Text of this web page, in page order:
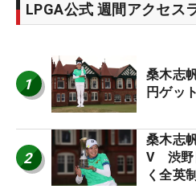
LPGA公式 週間アクセス
1
桑木志
円ゲッ
2
桑木志
V 渋野
く全英